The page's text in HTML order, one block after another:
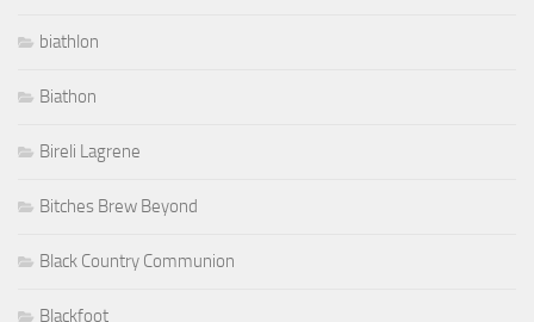
biathlon
Biathon
Bireli Lagrene
Bitches Brew Beyond
Black Country Communion
Blackfoot